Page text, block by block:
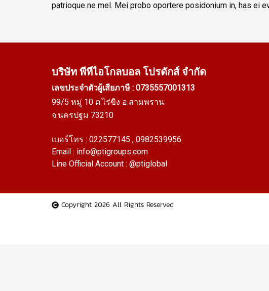
patrioque ne mel. Mei probo oportere posidonium in, has ei
บริษัท พีทีไอโกลบอล โปรดักส์ จำกัด
เลขประจำตัวผู้เสียภาษี : 0735557001313
99/5 หมู่ 10 ต.ไร่ขิง อ.สามพราน
จ.นครปฐม 73210
เบอร์โทร : 022577145 , 0982539956
Email : info@ptigroups.com
Line Official Account : @ptiglobal
Copyright 2026 All Rights Reserved